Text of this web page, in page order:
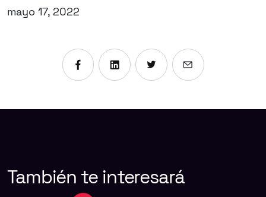
mayo 17, 2022
Compartir en Facebook
Compartir en Linkedin
Compartir en X
Enviar por
También te interesará